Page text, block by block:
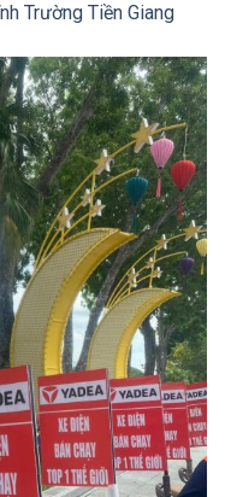
Trường Tiền Giang